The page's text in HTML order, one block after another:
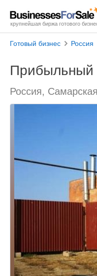
крупнейшая биржа готового
Готовый бизнес Россия
Прибыльный
Россия,